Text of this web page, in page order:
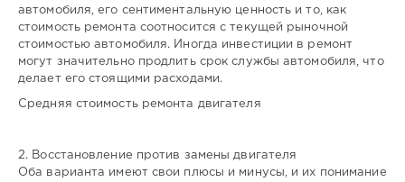
автомобиля, его сентиментальную ценность и то, как
стоимость ремонта соотносится с текущей рыночной
стоимостью автомобиля. Иногда инвестиции в ремонт
могут значительно продлить срок службы автомобиля, что
делает его стоящими расходами.
Средняя стоимость ремонта двигателя
2. Восстановление против замены двигателя
Оба варианта имеют свои плюсы и минусы, и их понимание